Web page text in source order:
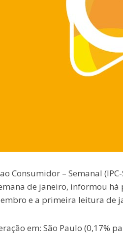
Consumidor – Semanal
de janeiro, informou há
e a primeira leitura de
em: São Paulo (0,17%